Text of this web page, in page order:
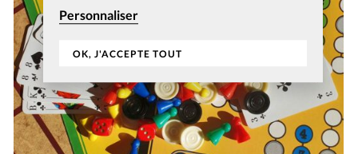
Personnaliser
OK, J'ACCEPTE TOUT